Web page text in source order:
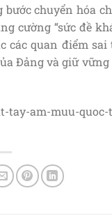
chuyển hóa
cường “sức đề
các quan điểm
Đảng và giữ
am-muu-